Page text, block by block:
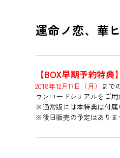
運命ノ恋、華
【BOX早期予約特典】
2018年12月17日（月） まで
ウンロードシリアルをご用
※通常版には本特典は付属
※後日販売の予定はありま